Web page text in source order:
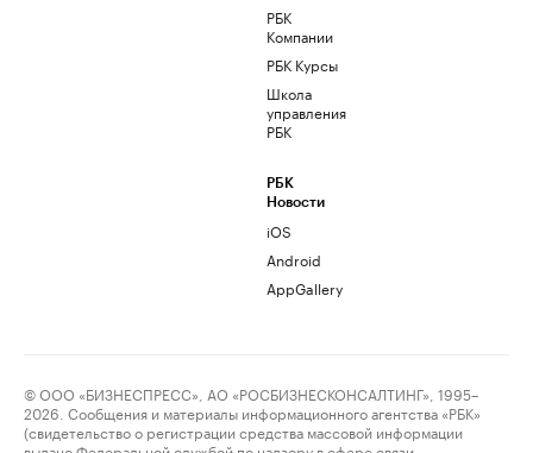
РБК
Компании
РБК Курсы
Школа
управления
РБК
РБК
Новости
iOS
Android
AppGallery
© ООО «БИЗНЕСПРЕСС», АО «РОСБИЗНЕСКОНСАЛТИНГ», 1995–
2026. Сообщения и материалы информационного агентства «РБК»
(свидетельство о регистрации средства массовой информации